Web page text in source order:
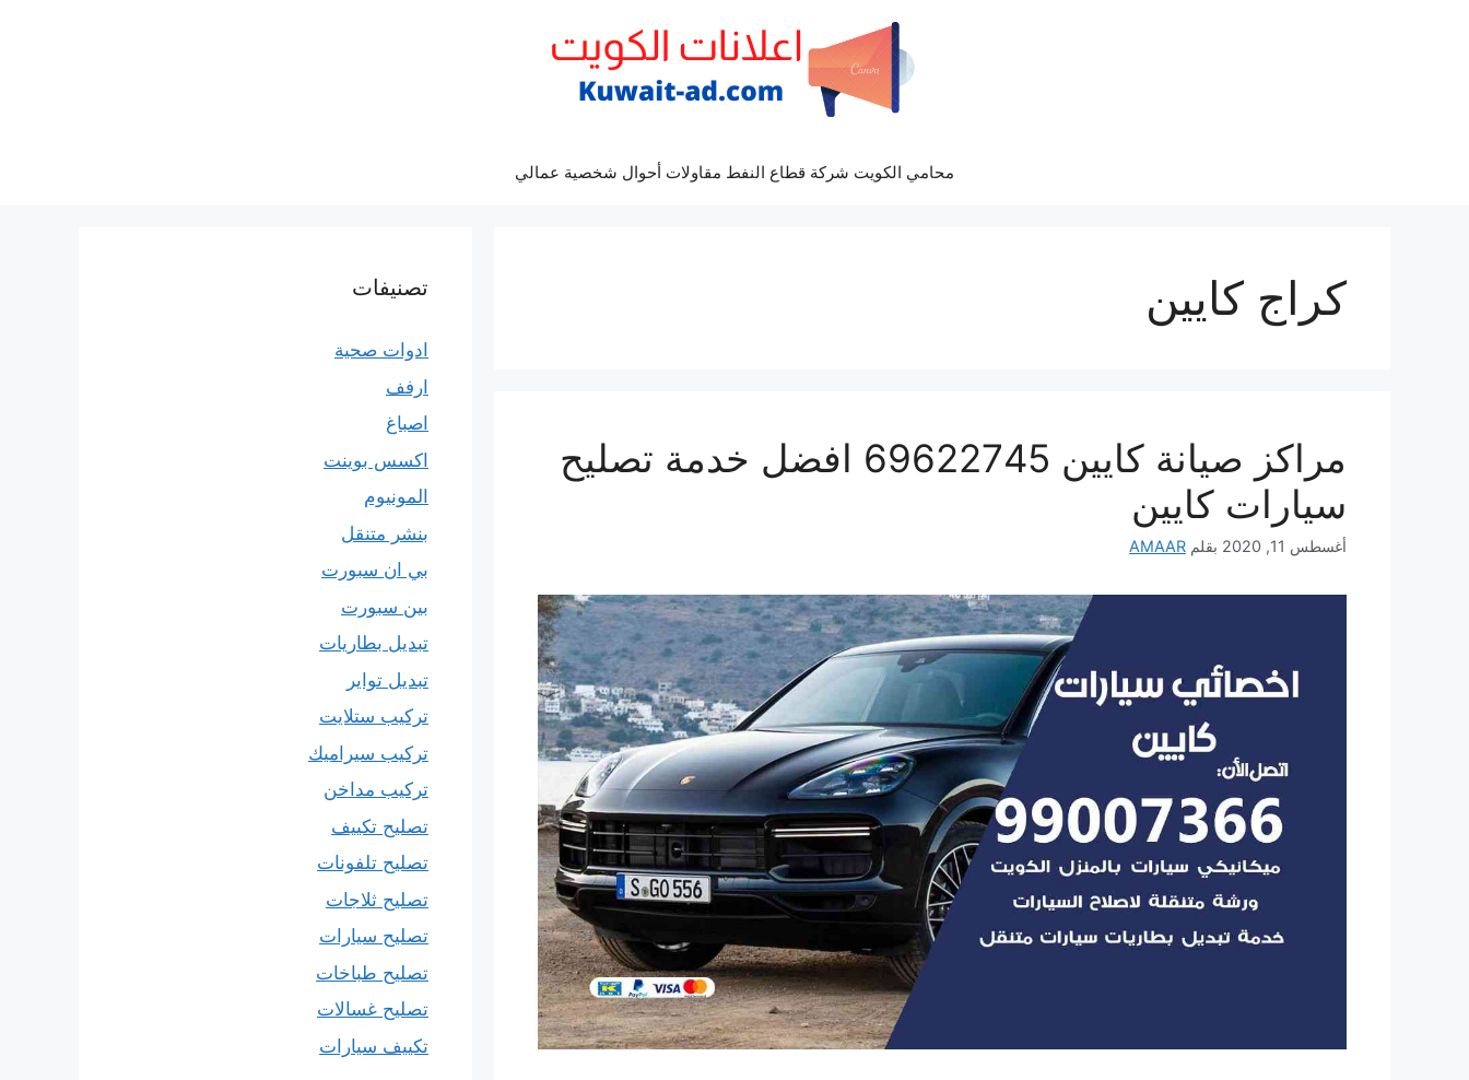
محامي الكويت شركة قطاع النفط مقاولات أحوال شخصية عمالي
كراج كايين
مراكز صيانة كايين 69622745 افضل خدمة تصليح
سيارات كايين
أغسطس 11, 2020 بقلم AMAAR
تصنيفات
ادوات صحية
ارفف
اصباغ
اكسس بوينت
المونيوم
بنشر متنقل
بي ان سبورت
بين سبورت
تبديل بطاريات
تبديل تواير
تركيب ستلايت
تركيب سيراميك
تركيب مداخن
تصليح تكييف
تصليح تلفونات
تصليح ثلاجات
تصليح سيارات
تصليح طباخات
تصليح غسالات
تكييف سيارات